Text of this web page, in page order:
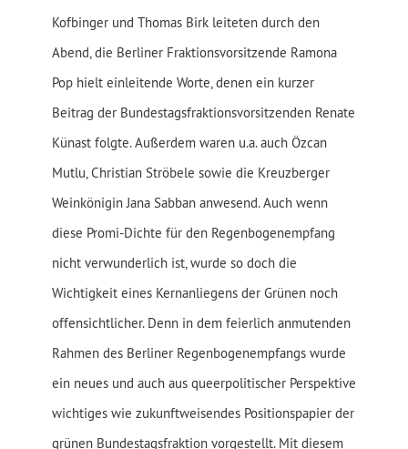
Kofbinger und Thomas Birk leiteten durch den
Abend, die Berliner Fraktionsvorsitzende Ramona
Pop hielt einleitende Worte, denen ein kurzer
Beitrag der Bundestagsfraktionsvorsitzenden Renate
Künast folgte. Außerdem waren u.a. auch Özcan
Mutlu, Christian Ströbele sowie die Kreuzberger
Weinkönigin Jana Sabban anwesend. Auch wenn
diese Promi-Dichte für den Regenbogenempfang
nicht verwunderlich ist, wurde so doch die
Wichtigkeit eines Kernanliegens der Grünen noch
offensichtlicher. Denn in dem feierlich anmutenden
Rahmen des Berliner Regenbogenempfangs wurde
ein neues und auch aus queerpolitischer Perspektive
wichtiges wie zukunftweisendes Positionspapier der
grünen Bundestagsfraktion vorgestellt. Mit diesem